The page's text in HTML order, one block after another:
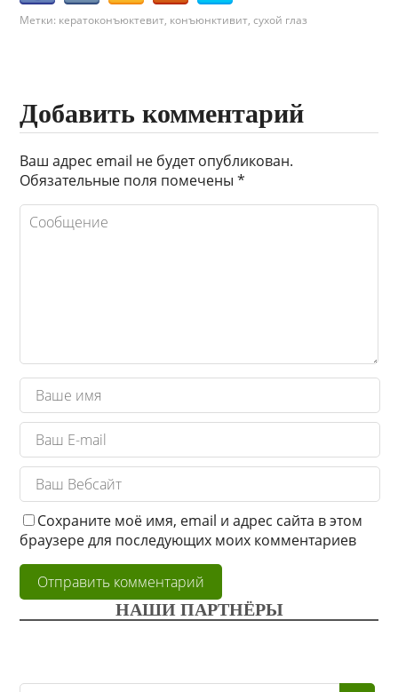
Метки: кератоконъюктевит, конъюнктивит,сухой глаз
Добавить комментарий
Ваш адрес email не будет опубликован.
Обязательные поля помечены*
Сохраните моё имя, email и адрес сайта в этом
браузере для последующих моих комментариев
НАШИ ПАРТНЁРЫ